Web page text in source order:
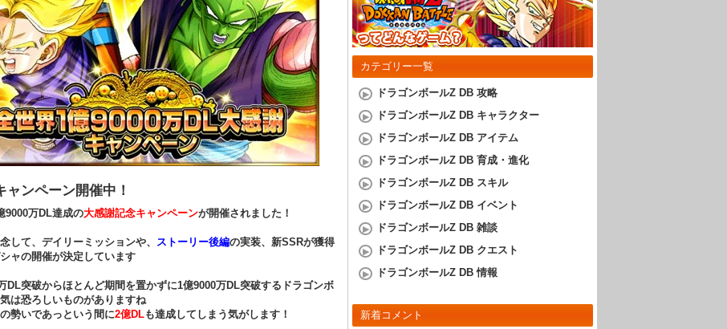
ャンペーン開催中！
9000万DL達成の大感謝記念キャンペーンが開催されました！
して、デイリーミッションや、 ストーリー後編の実装、新SSRが獲得
ャの開催が決定しています
DL突破からほとんど期間を置かずに1億9000万DL突破するドラゴンボ
は恐ろしいものがありますね
勢いであっという間に2億DLも達成してしまう気がします！
カテゴリー一覧
ドラゴンボールZ DB 攻略
ドラゴンボールZ DB キャラクター
ドラゴンボールZ DB アイテム
ドラゴンボールZ DB 育成・進化
ドラゴンボールZ DB スキル
ドラゴンボールZ DB イベント
ドラゴンボールZ DB 雑談
ドラゴンボールZ DB クエスト
ドラゴンボールZ DB 情報
新着コメント